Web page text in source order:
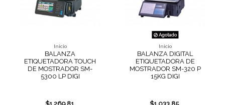
Inicio
BALANZA
ETIQUETADORA TOUCH
DE MOSTRADOR SM-
5300 LP DIGI
Agotado
Inicio
BALANZA DIGITAL
ETIQUETADORA DE
MOSTRADOR SM-320 P
15KG DIGI